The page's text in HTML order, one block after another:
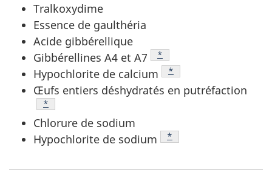
Tralkoxydime
Essence de gaulthéria
Acide gibbérellique
Gibbérellines A4 et A7
Note de bas de page
*
Hypochlorite de calcium Note de bas de page
*
Œufs entiers déshydratés en putréfaction
Note de bas de page
*
Chlorure de sodium
Hypochlorite de sodium
Note de bas de page
*